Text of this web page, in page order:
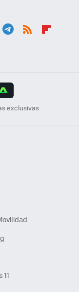
exclusivas